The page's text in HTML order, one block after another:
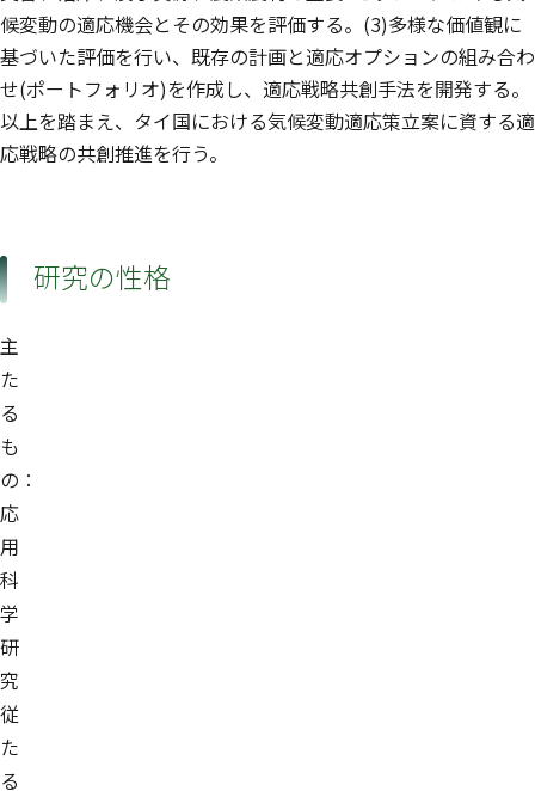
候変動の適応機会とその効果を評価する。(3)多様な価値観に
基づいた評価を行い、既存の計画と適応オプションの組み合わ
せ(ポートフォリオ)を作成し、適応戦略共創手法を開発する。
以上を踏まえ、タイ国における気候変動適応策立案に資する適
応戦略の共創推進を行う。
研究の性格
主
た
る
も
の：
応
用
科
学
研
究
従
た
る